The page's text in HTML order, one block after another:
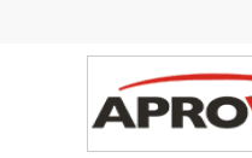
메디인포
오피니언